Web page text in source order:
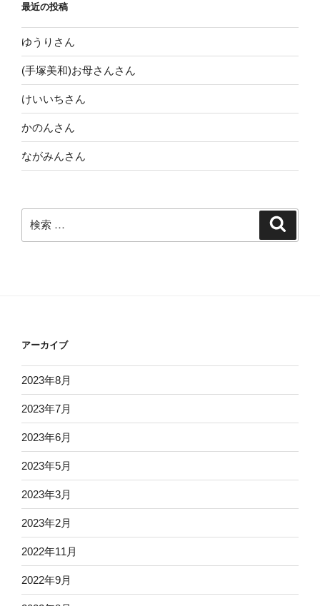
ン
最近の投稿
ゆうりさん
(手塚美和)お母さんさん
けいいちさん
かのんさん
ながみんさん
検
索:
アーカイブ
2023年8月
2023年7月
2023年6月
2023年5月
2023年3月
2023年2月
2022年11月
2022年9月